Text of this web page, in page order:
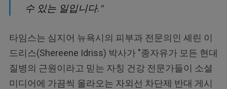
수 있는 일입니다."
타임스는 심지어 뉴욕시의 피부과 전문의인 셰린 이
드리스(Shereene Idriss) 박사가 "종자유가 모든 현대
질병의 근원이라고 믿는 자칭 건강 전문가들이 소셜
미디어에 가끔씩 올라오는 자외선 차단제 반대 게시